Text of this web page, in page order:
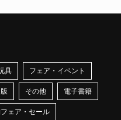
具 フェア・イベント
その他 電子書籍
ェア・セール